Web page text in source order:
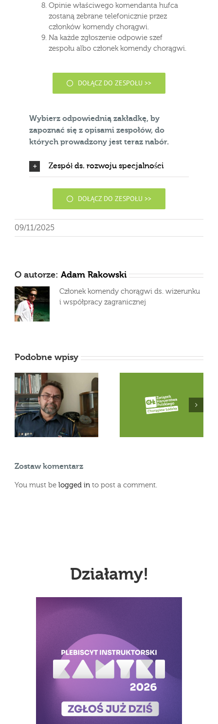
Opinie właściwego komendanta hufca
zostaną zebrane telefonicznie przez
członków komendy chorągwi.
Na każde zgłoszenie odpowie szef
zespołu albo członek komendy chorągwi.
DOŁĄCZ DO ZESPOŁU >>
Wybierz odpowiednią zakładkę, by
zapoznać się z opisami zespołów, do
których prowadzony jest teraz nabór.
Zespół ds. rozwoju specjalności
DOŁĄCZ DO ZESPOŁU >>
09/11/2025
O autorze: Adam Rakowski
Członek komendy chorągwi ds. wizerunku
i współpracy zagranicznej
Podobne wpisy
Zawiadomienie o
incydencie
dotyczącym danych
osobowych
Odeszła druhna
Zostaw komentarz
You must be logged in to post a comment.
Działamy!